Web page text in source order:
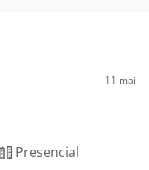
11 mai
Presencial